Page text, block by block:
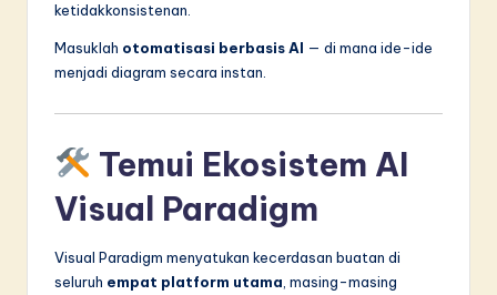
ketidakkonsistenan.
Masuklah otomatisasi berbasis AI — di mana ide-ide
menjadi diagram secara instan.
Temui Ekosistem AI
Visual Paradigm
Visual Paradigm menyatukan kecerdasan buatan di
seluruh empat platform utama , masing-masing